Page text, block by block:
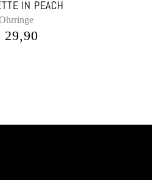
IN PEACH
29,90